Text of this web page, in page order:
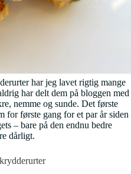
har jeg lavet rigtig mange
har delt dem på bloggen med
nemme og sunde. Det første
for første gang for et par år siden
– bare på den endnu bedre
dårligt.